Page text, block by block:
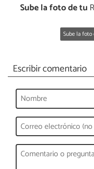
Sube la foto de tu
Sube la
Escribir comentario